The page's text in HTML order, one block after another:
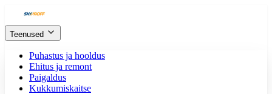
Teenused
Puhastus ja hooldus
Ehitus ja remont
Paigaldus
Kukkumiskaitse